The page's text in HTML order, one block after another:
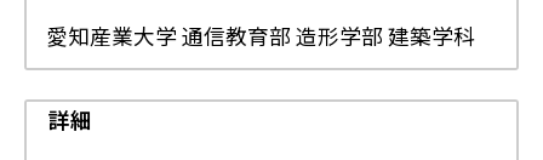
愛知産業大学 通信教育部 造形学部 建築学科
詳細